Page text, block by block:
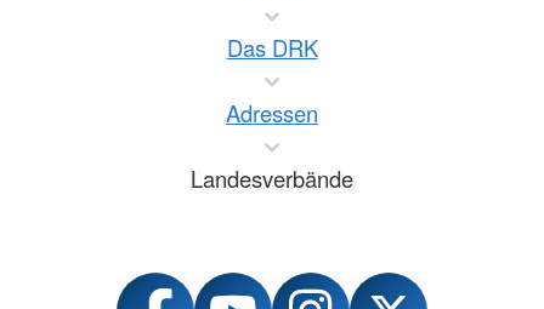
Das DRK
Adressen
Landesverbände